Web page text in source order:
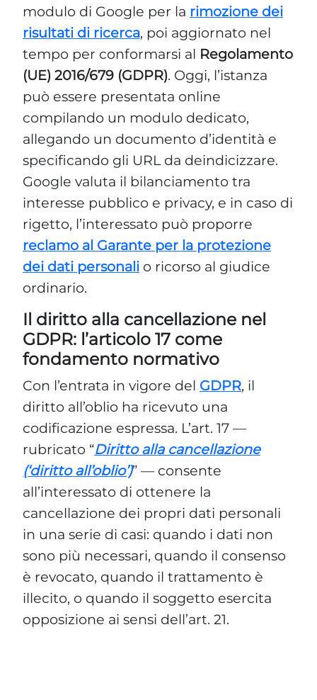
modulo di Google per la rimozione dei
risultati di ricerca, poi aggiornato nel
tempo per conformarsi al Regolamento
(UE) 2016/679 (GDPR). Oggi, l’istanza
può essere presentata online
compilando un modulo dedicato,
allegando un documento d’identità e
specificando gli URL da deindicizzare.
Google valuta il bilanciamento tra
interesse pubblico e privacy, e in caso di
rigetto, l’interessato può proporre
reclamo al Garante per la protezione
dei dati personali o ricorso al giudice
ordinario.
Il diritto alla cancellazione nel
GDPR: l’articolo 17 come
fondamento normativo
Con l’entrata in vigore del GDPR, il
diritto all’oblio ha ricevuto una
codificazione espressa. L’art. 17 —
rubricato “Diritto alla cancellazione
(‘diritto all’oblio’)” — consente
all’interessato di ottenere la
cancellazione dei propri dati personali
in una serie di casi: quando i dati non
sono più necessari, quando il consenso
è revocato, quando il trattamento è
illecito, o quando il soggetto esercita
opposizione ai sensi dell’art. 21.